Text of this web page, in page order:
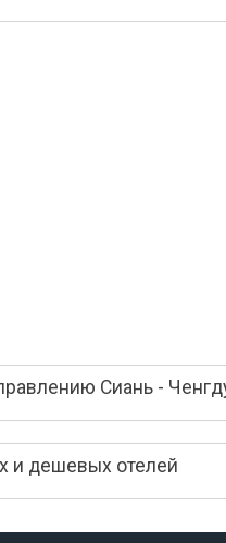
Сиань -
и дешевых отелей